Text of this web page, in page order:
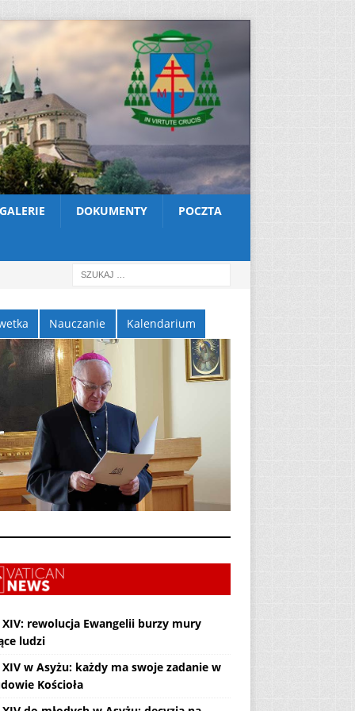
GALERIE DOKUMENTY POCZTA
Nauczanie Kalendarium
XIV: rewolucja Ewangelii burzy mury
ludzi
XIV w Asyżu: każdy ma swoje zadanie w
Kościoła